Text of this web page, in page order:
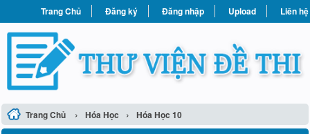
Trang Chủ Đăng ký Đăng nhập Upload Liên hệ
Trang Chủ › Hóa Học › Hóa Học 10